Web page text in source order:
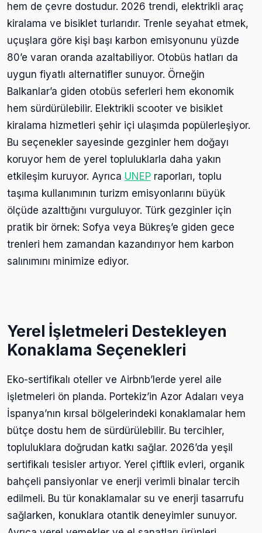
hem de çevre dostudur. 2026 trendi, elektrikli araç
kiralama ve bisiklet turlarıdır. Trenle seyahat etmek,
uçuşlara göre kişi başı karbon emisyonunu yüzde
80’e varan oranda azaltabiliyor. Otobüs hatları da
uygun fiyatlı alternatifler sunuyor. Örneğin
Balkanlar’a giden otobüs seferleri hem ekonomik
hem sürdürülebilir. Elektrikli scooter ve bisiklet
kiralama hizmetleri şehir içi ulaşımda popülerleşiyor.
Bu seçenekler sayesinde gezginler hem doğayı
koruyor hem de yerel topluluklarla daha yakın
etkileşim kuruyor. Ayrıca UNEP raporları, toplu
taşıma kullanımının turizm emisyonlarını büyük
ölçüde azalttığını vurguluyor. Türk gezginler için
pratik bir örnek: Sofya veya Bükreş’e giden gece
trenleri hem zamandan kazandırıyor hem karbon
salınımını minimize ediyor.
Yerel İşletmeleri Destekleyen
Konaklama Seçenekleri
Eko-sertifikalı oteller ve Airbnb’lerde yerel aile
işletmeleri ön planda. Portekiz’in Azor Adaları veya
İspanya’nın kırsal bölgelerindeki konaklamalar hem
bütçe dostu hem de sürdürülebilir. Bu tercihler,
topluluklara doğrudan katkı sağlar. 2026’da yeşil
sertifikalı tesisler artıyor. Yerel çiftlik evleri, organik
bahçeli pansiyonlar ve enerji verimli binalar tercih
edilmeli. Bu tür konaklamalar su ve enerji tasarrufu
sağlarken, konuklara otantik deneyimler sunuyor.